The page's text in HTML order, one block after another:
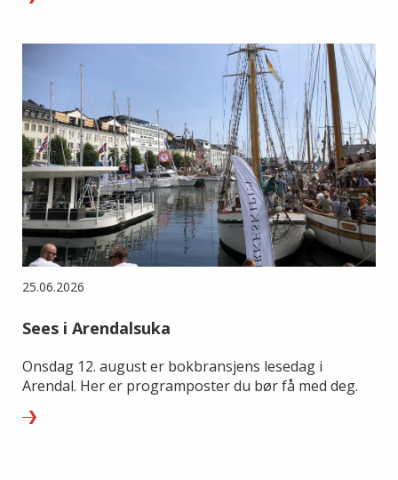
25.06.2026
Sees i Arendalsuka
Onsdag 12. august er bokbransjens lesedag i
Arendal. Her er programposter du bør få med deg.